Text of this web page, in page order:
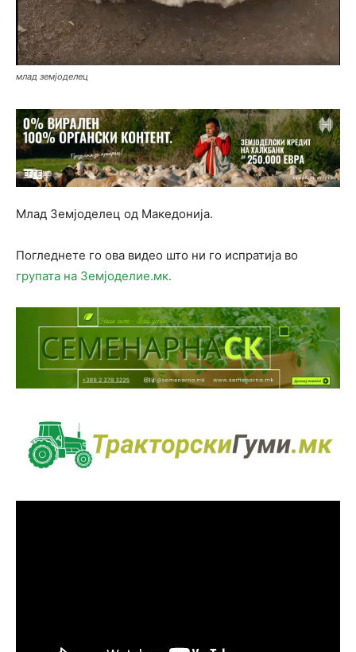
млад земјоделец
Млад Земјоделец од Македонија.
Погледнете го ова видео што ни го испратија во
групата на Земјоделие.мк.